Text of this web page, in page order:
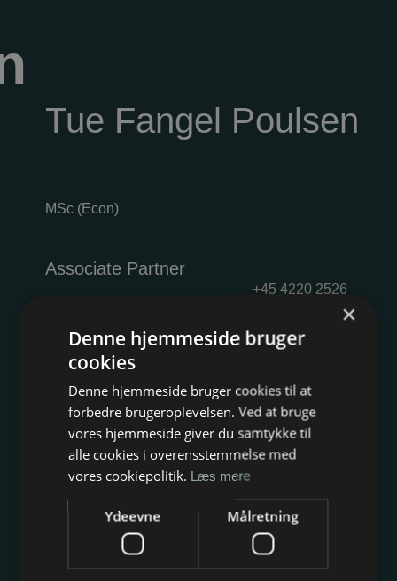
Tue Fangel Poulsen
MSc (Econ)
Associate Partner
+45 4220 2526
tfp@jentzen.dk
Tue kommer fra en tidligere stilling som analytiker i Jentzen
& Partners. Før dette arbejdede Tue som Business Analyst
hos Schroders Investment Management.
Tue er uddannet Cand. Polit fra Københavns Universitet.
×
Denne hjemmeside bruger
cookies
Denne hjemmeside bruger cookies til at
forbedre brugeroplevelsen. Ved at bruge
vores hjemmeside giver du samtykke til
alle cookies i overensstemmelse med
vores cookiepolitik. Læs mere
Ydeevne Målretning